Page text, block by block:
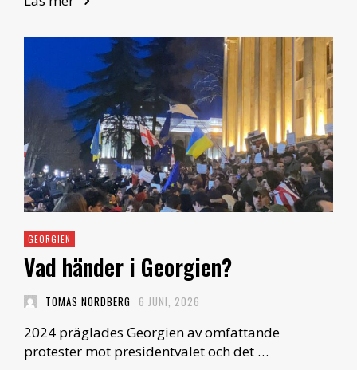
GEORGIEN
Vad händer i Georgien?
TOMAS NORDBERG 6 JUNI, 2026
2024 präglades Georgien av omfattande
protester mot presidentvalet och det …